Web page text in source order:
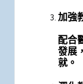
加強
配合
發展
就。